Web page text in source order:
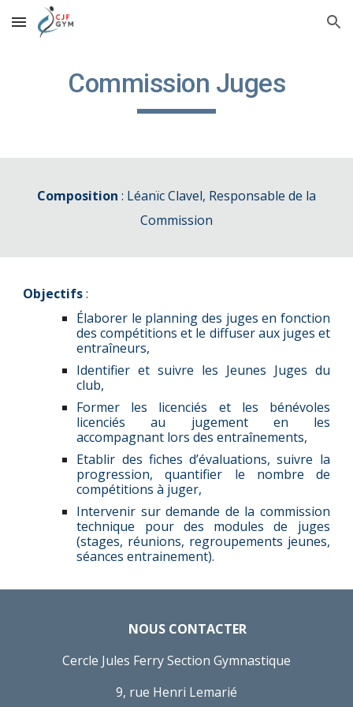
Skip to main content Skip to navigation
Commission Juges
Composition : LéanïcClavel, Responsable de la
Commission
Objectifs:
Élaborer le planning des juges en fonction
des compétitions et le diffuser aux juges et
entraîneurs,
Identifier et suivre les Jeunes Juges du
club,
Former les licenciés et les bénévoles
licenciés au jugement en les
accompagnant lors des entraînements,
Etablir des fiches d’évaluations, suivre la
progression, quantifier le nombre de
compétitions à juger,
Intervenir sur demande de la commission
technique pour des modules de juges
(stages, réunions, regroupements jeunes,
séances entrainement).
NOUS CONTACTER
Cercle Jules Ferry Section Gymnastique
9, rue Henri Lemarié